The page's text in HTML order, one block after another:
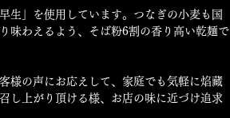
生」を使用しています。つなぎの小麦も国
味わえるよう、そば粉6割の香り高い乾麺で
様の声にお応えして、家庭でも気軽に焰藏
し上がり頂ける様、お店の味に近づけ追求